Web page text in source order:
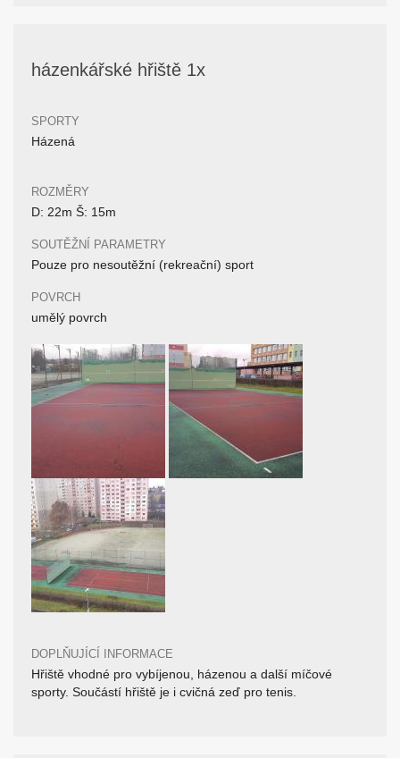
házenkářské hřiště 1x
SPORTY
Házená
ROZMĚRY
D: 22m Š: 15m
SOUTĚŽNÍ PARAMETRY
Pouze pro nesoutěžní (rekreační) sport
POVRCH
umělý povrch
DOPLŇUJÍCÍ INFORMACE
Hřiště vhodné pro vybíjenou, házenou a další míčové
sporty. Součástí hřiště je i cvičná zeď pro tenis.